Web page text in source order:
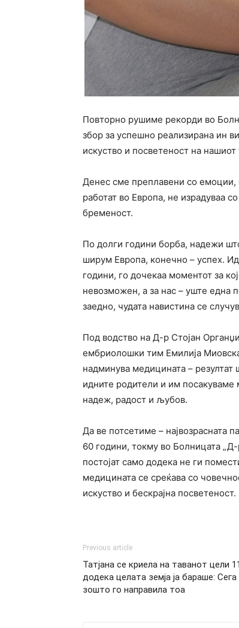
Повторно рушиме рекорди во
збор за успешно реализирана ин
искуство и посветеност на нашиот
Денес сме преплавени со емоции,
работат во Европа, не израдуваа
бременост.
По долги години борба, надежи
ширум Европа, конечно – успех.
години, го дочекаа моментот за
невозможен, а за нас – уште една
заедно, чудата навистина се
Под водство на Д-р Стојан
ембриолошки тим Емилија
надминува медицината –
идните родители и им
надеж, радост и љубов.
Да ве потсетиме – највозрасната
60 години, токму во Болницата
постојат само додека не ги
медицината се среќава со
искуство и бескрајна посветеност.
Previous article
Татјана се криела на таванот цели
додека целата земја ја бараше:
зошто го направила тоа